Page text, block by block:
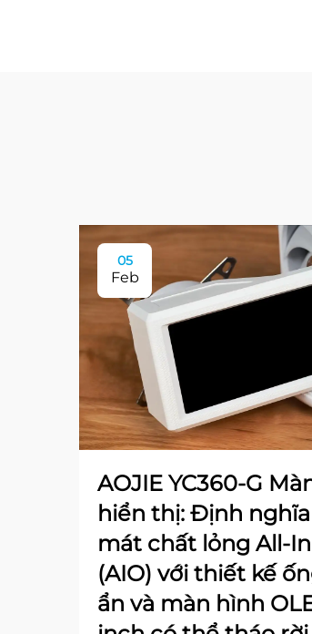
05
Feb
AOJIE YC360-G
hiển thị: Định
mát chất lỏng All-
(AIO) với thiết kế
ẩn và màn hình